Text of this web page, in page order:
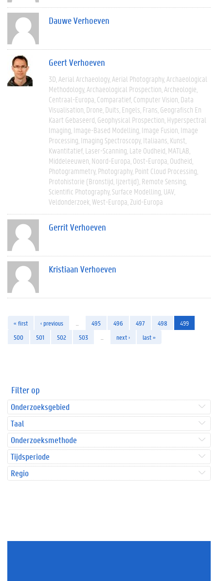
Dauwe Verhoeven
Geert Verhoeven
3D Aerial Archaeology Aerial Photography Archaeological
Methodology Archaeological Prospection Archeologie
Centraal-Europa Comparatief Computer Vision Data
Visualisation Drone Duits Engels Frans Geografisch En
Kaart Gebaseerd Geophysical Prospection Hyperspectral
Imaging Image-Based Modelling Image Fusion Image
Processing Imaging Spectroscopy Italiaans Kunst
Kwantitatief Laser-Scanning Late Oudheid MATLAB
Middeleeuwen Noord-Europa Oost-Europa Oudheid
Photogrammetry Photography Point Cloud Processing
Protohistorie (bronstijd, Ijzertijd) Remote Sensing
Scientific Photography Surface Modelling UAV
Veldonderzoek West-Europa Zuid-Europa
Gerrit Verhoeven
Kristiaan Verhoeven
« first ‹ previous 495 496 497 498
499
500
501 502 503 next › last »
Filter op
Onderzoeksgebied
Taal
Onderzoeksmethode
Tijdsperiode
Regio